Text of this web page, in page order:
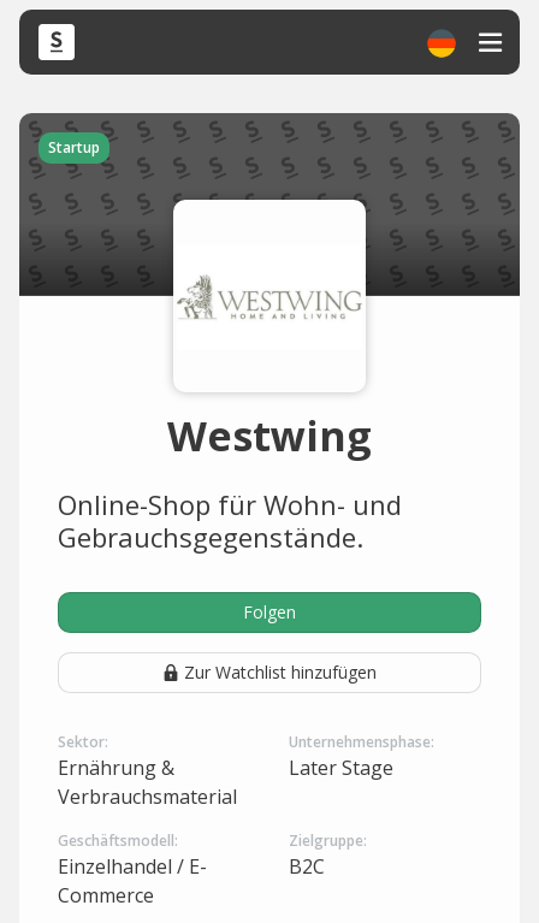
Startup
Westwing
Online-Shop für Wohn- und
Gebrauchsgegenstände.
Folgen
Zur Watchlist hinzufügen
Sektor:
Ernährung &
Verbrauchsmaterial
Unternehmensphase:
Later Stage
Geschäftsmodell:
Einzelhandel / E-
Commerce
Zielgruppe:
B2C